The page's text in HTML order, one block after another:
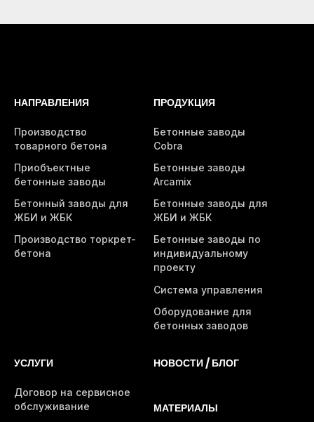
НАПРАВЛЕНИЯ
Производство
товарного бетона
Приобъектные
бетонные заводы
Бетонный заводы для
ЖБИ и ЖБК
Производство торкрет-
бетона
ПРОДУКЦИЯ
Бетонные заводы
Cobra
Бетонные заводы
Arcamix
Бетонные заводы для
ЖБИ и ЖБК
Бетонные заводы по
индивидуальному
проекту
Система управления
Оборудование для
бетонных заводов
УСЛУГИ
Договор на сервисное
обслуживание
НОВОСТИ / БЛОГ
МАТЕРИАЛЫ